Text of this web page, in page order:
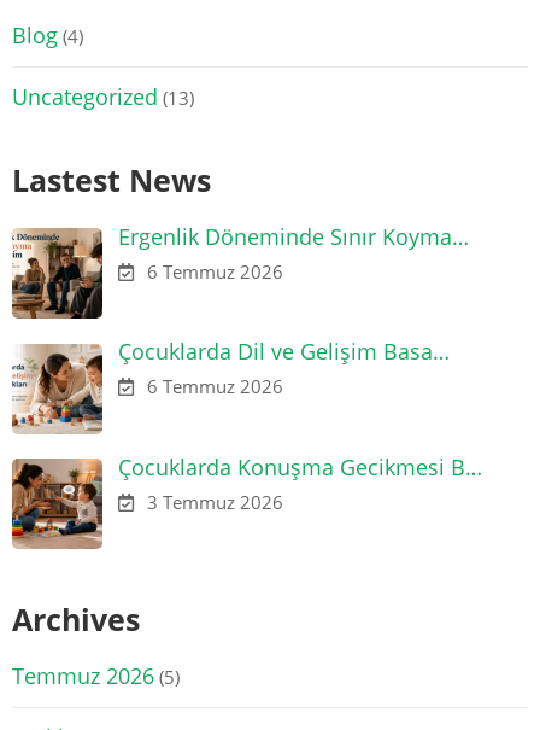
Blog (4)
Uncategorized (13)
Lastest News
Ergenlik Döneminde Sınır Koyma…
6 Temmuz 2026
Çocuklarda Dil ve Gelişim Basa…
6 Temmuz 2026
Çocuklarda Konuşma Gecikmesi B…
3 Temmuz 2026
Archives
Temmuz 2026 (5)